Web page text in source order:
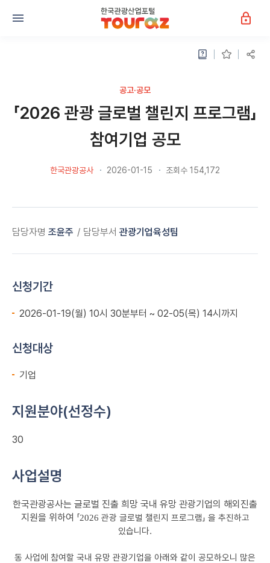
공고·공모
「2026 관광 글로벌 챌린지 프로그램」
참여기업 공모
한국관광공사 2026-01-15 조회수 154,172
담당자명 조윤주 담당부서 관광기업육성팀
신청기간
2026-01-19(월) 10시 30분부터 ~ 02-05(목) 14시까지
신청대상
기업
지원분야(선정수)
30
사업설명
한국관광공사는 글로벌 진출 희망 국내 유망 관광기업의 해외진출
지원을 위하여 「2026 관광 글로벌 챌린지 프로그램 」 을 추진하고
있습니다.
동 사업에 참여할 국내 유망 관광기업을 아래와 같이 공모하오니 많은